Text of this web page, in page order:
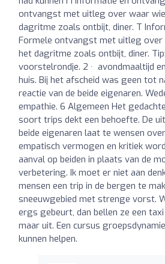
ontvangst met uitleg over waar
dagritme zoals ontbijt, diner. T
Formele ontvangst met uitleg over
het dagritme zoals ontbijt, diner.
voorstelrondje. 2 · avondmaaltijd
huis. Bij het afscheid was geen tot
reactie van de beide eigenaren.
empathie. 6 Algemeen Het
soort trips dekt een behoefte. De
beide eigenaren laat te wensen
empatisch vermogen en kritiek
aanval op beiden in plaats van de
verbetering. Ik moet er niet aan
mensen een trip in de bergen te
sneeuwgebied met strenge vorst.
ergs gebeurt, dan bellen ze een
maar uit. Een cursus
kunnen helpen.